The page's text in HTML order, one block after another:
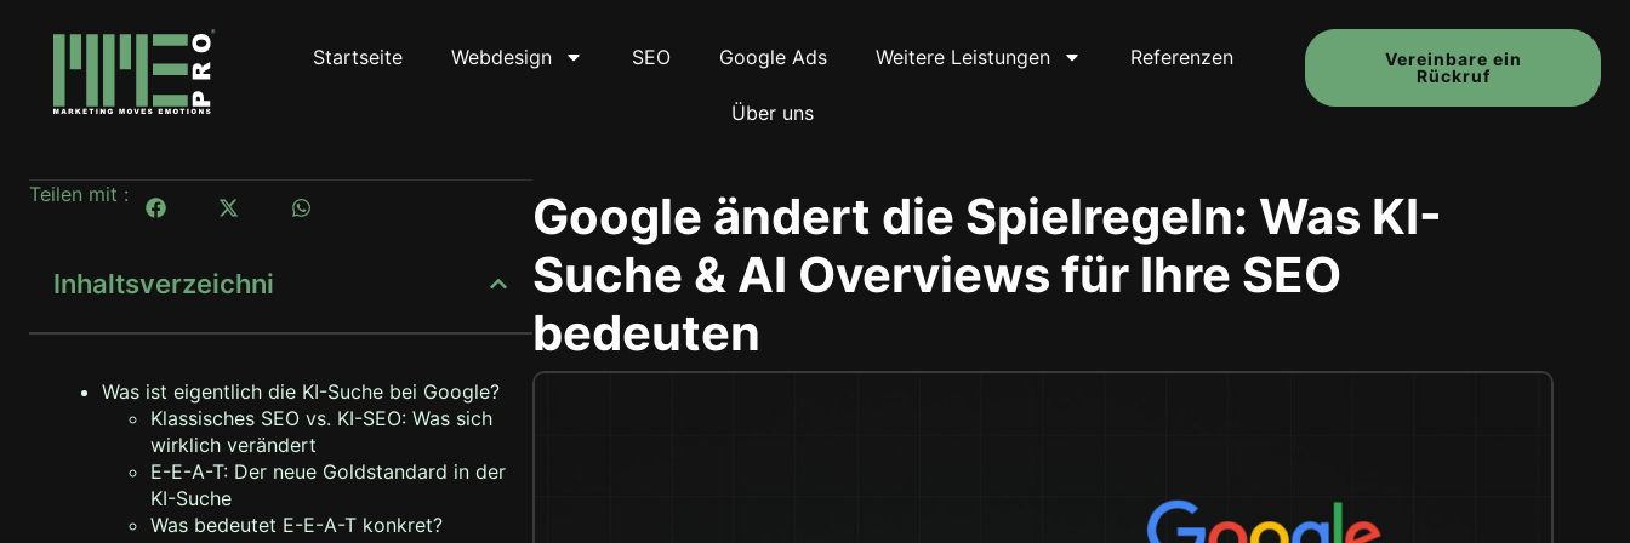
Startseite Webdesign SEO Google Ads Weitere Leistungen Referenzen
Über uns
Vereinbare ein
Rückruf
Teilen mit :
Inhaltsverzeichni
Was ist eigentlich die KI-Suche bei Google?
Klassisches SEO vs. KI-SEO: Was sich
wirklich verändert
E-E-A-T: Der neue Goldstandard in der
KI-Suche
Was bedeutet E-E-A-T konkret?
Google ändert die Spielregeln: Was KI-
Suche & AI Overviews für Ihre SEO
bedeuten